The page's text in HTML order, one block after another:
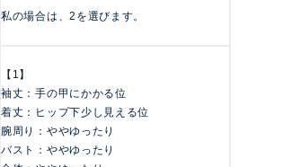
私の場合は、2を選びます。
【1】
袖丈：手の甲にかかる位
着丈：ヒップ下少し見える位
腕周り：ややゆったり
バスト：ややゆったり